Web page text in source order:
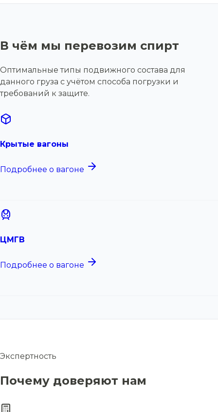
В чём мы перевозим спирт
Оптимальные типы подвижного состава для
данного груза с учётом способа погрузки и
требований к защите.
Крытые вагоны
Подробнее о вагоне
ЦМГВ
Подробнее о вагоне
Экспертность
Почему доверяют нам